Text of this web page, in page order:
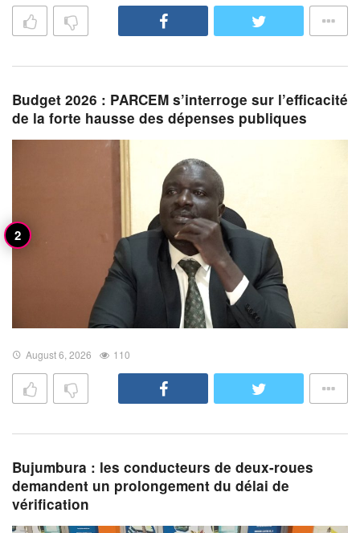
Budget 2026 : PARCEM s’interroge sur l’efficacité
de la forte hausse des dépenses publiques
August 6, 2026 110
Bujumbura : les conducteurs de deux-roues
demandent un prolongement du délai de
vérification